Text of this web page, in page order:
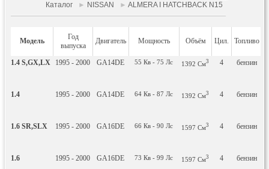
Каталог► NISSAN ► ALMERA I HATCHBACK N15
Модель
Год
выпуска
Двигатель Мощность Объём Цил. Топливо
1.4 S,GX,LX 1995 - 2000 GA14DE 55 Кв - 75 Лс 1392 См3 4 бензин
1.4 1995 - 2000 GA14DE 64 Кв - 87 Лс 1392 См3 4 бензин
1.6 SR,SLX 1995 - 2000 GA16DE 66 Кв - 90 Лс 1597 См3 4 бензин
1.6 1995 - 2000 GA16DE 73 Кв - 99 Лс 1597 См3 4 бензин